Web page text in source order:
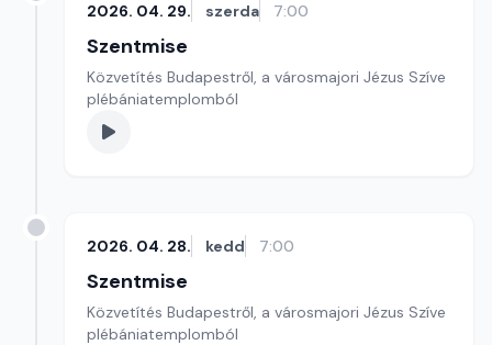
2026. 04. 29. szerda 7:00
Szentmise
Közvetítés Budapestről, a városmajori Jézus Szíve
plébániatemplomból
2026. 04. 28. kedd 7:00
Szentmise
Közvetítés Budapestről, a városmajori Jézus Szíve
plébániatemplomból